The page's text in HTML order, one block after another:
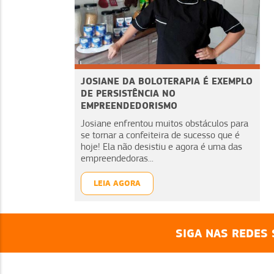
JOSIANE DA BOLOTERAPIA É EXEMPLO
DE PERSISTÊNCIA NO
EMPREENDEDORISMO
Josiane enfrentou muitos obstáculos para
se tornar a confeiteira de sucesso que é
hoje! Ela não desistiu e agora é uma das
empreendedoras...
LEIA AGORA
SIGA NAS REDES